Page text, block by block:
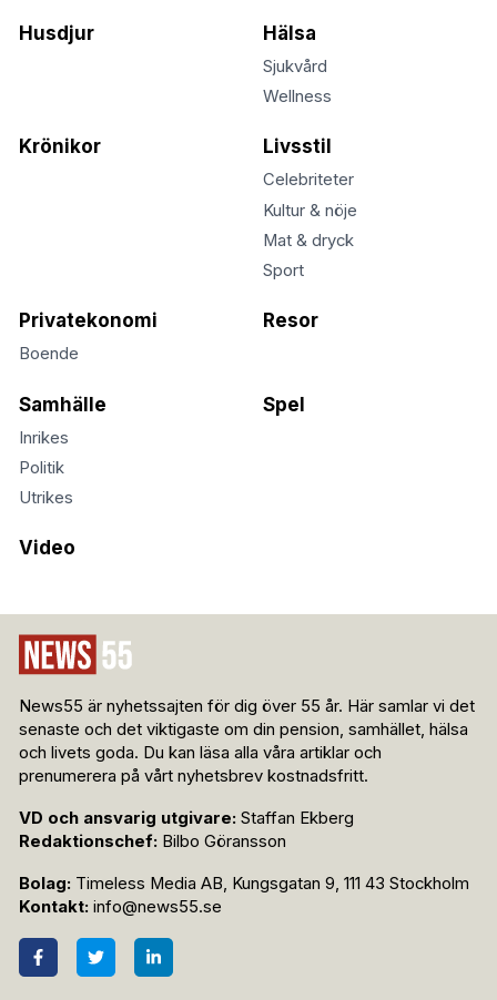
Husdjur Hälsa
Sjukvård
Wellness
Krönikor Livsstil
Celebriteter
Kultur & nöje
Mat & dryck
Sport
Privatekonomi
Boende
Resor
Samhälle
Inrikes
Politik
Utrikes
Spel
Video
News55 är nyhetssajten för dig över 55 år. Här samlar vi det
senaste och det viktigaste om din pension, samhället, hälsa
och livets goda. Du kan läsa alla våra artiklar och
prenumerera på vårt nyhetsbrev kostnadsfritt.
VD och ansvarig utgivare: Staffan Ekberg
Redaktionschef: Bilbo Göransson
Bolag: Timeless Media AB, Kungsgatan 9, 111 43 Stockholm
Kontakt: info@news55.se